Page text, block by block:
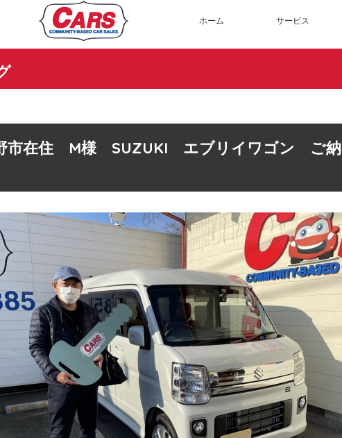
ホーム サービス
市在住 M様 SUZUKI エブリイワゴン ご納